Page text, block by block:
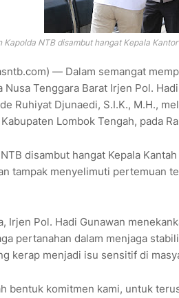
Kapolda NTB disambut hangat Kepala
— Dalam semangat
Tenggara Barat Irjen Pol.
Ruhiyat Djunaedi, S.I.K., M.H.,
Lombok Tengah, pada
disambut hangat Kepala
tampak menyelimuti pertemuan
Irjen Pol. Hadi Gunawan
pertanahan dalam menjaga
kerap menjadi isu sensitif di
bentuk komitmen kami, untuk